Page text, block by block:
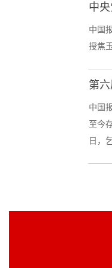
中
中国
授焦
第
中国
至今
日，乞